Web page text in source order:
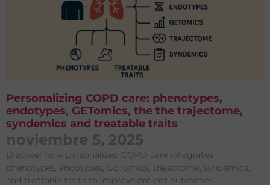
Personalizing COPD care: phenotypes,
endotypes, GETomics, the the trajectome,
syndemics and treatable traits
noviembre 5, 2025
Discover how personalized COPD care integrates
phenotypes, endotypes, GETomics, trajectome, syndemics,
and treatable traits to improve patient outcomes.